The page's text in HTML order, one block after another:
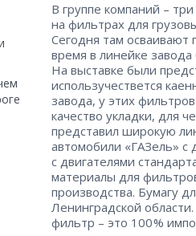
В группе компаний –
на фильтрах для
Сегодня там
время в линейке завода
На выставке были
использучествется
завода, у этих
качество укладки, для
представил широкую
автомобили «ГАЗель» с
с двигателями
материалы для
производства. Бумагу
Ленинградской
фильтр – ​это 100 %